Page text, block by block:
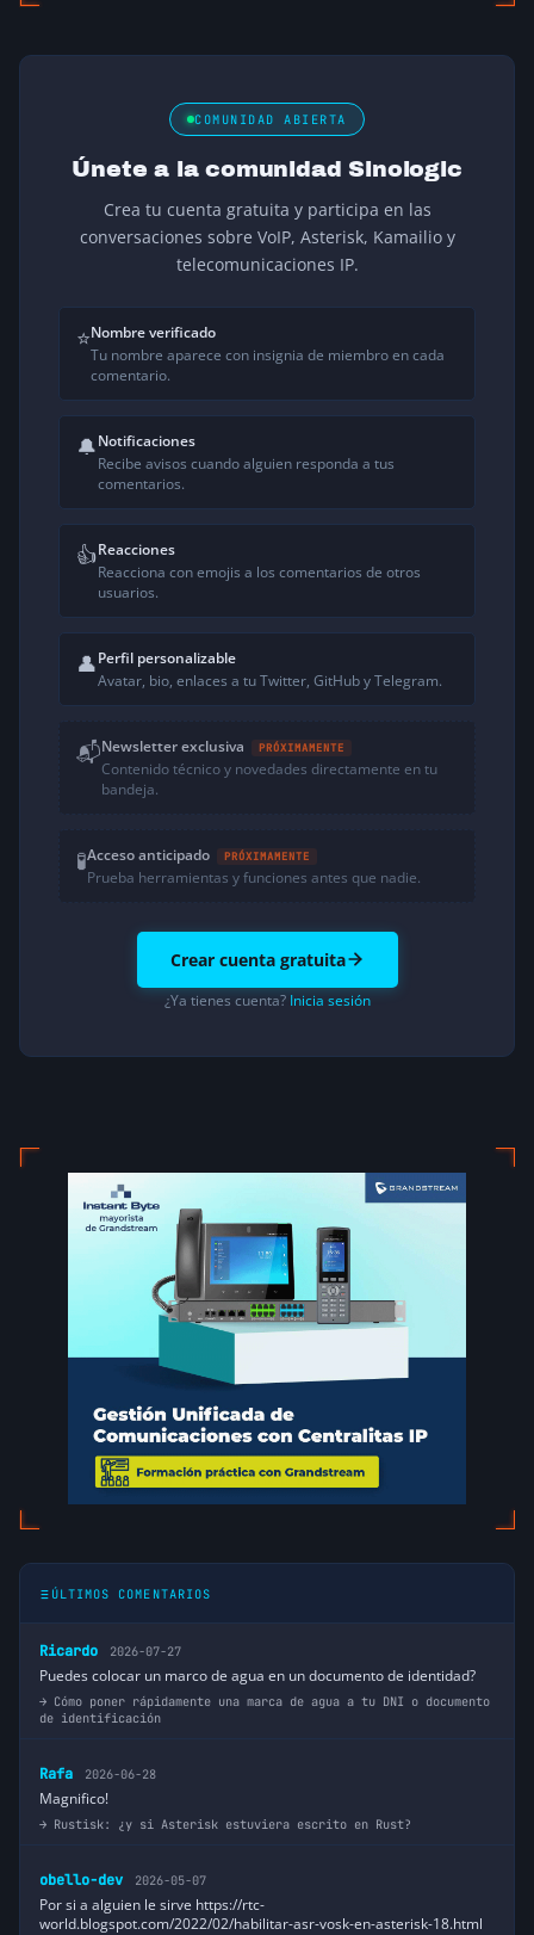
COMUNIDAD ABIERTA
Únete a la comunidad Sinologic
Crea tu cuenta gratuita y participa en las
conversaciones sobre VoIP, Asterisk, Kamailio y
telecomunicaciones IP.
⭐Nombre verificado
Tu nombre aparece con insignia de miembro en cada
comentario.
🔔Notificaciones
Recibe avisos cuando alguien responda a tus
comentarios.
👍Reacciones
Reacciona con emojis a los comentarios de otros
usuarios.
👤Perfil personalizable
Avatar, bio, enlaces a tu Twitter, GitHub y Telegram.
📬Newsletter exclusiva PRÓXIMAMENTE
Contenido técnico y novedades directamente en tu
bandeja.
🧪Acceso anticipado PRÓXIMAMENTE
Prueba herramientas y funciones antes que nadie.
Crear cuenta gratuita
¿Ya tienes cuenta? Inicia sesión
ÚLTIMOS COMENTARIOS
Ricardo 2026-07-27
Puedes colocar un marco de agua en un documento de identidad?
Cómo poner rápidamente una marca de agua a tu DNI o documento
de identificación
Rafa 2026-06-28
Magnifico!
Rustisk: ¿y si Asterisk estuviera escrito en Rust?
obello-dev 2026-05-07
Por si a alguien le sirve https://rtc-
world.blogspot.com/2022/02/habilitar-asr-vosk-en-asterisk-18.html